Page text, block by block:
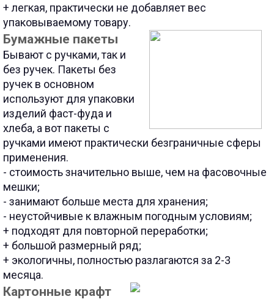
+ легкая, практически не добавляет вес
упаковываемому товару.
Бумажные пакеты
Бывают с ручками, так и
без ручек. Пакеты без
ручек в основном
используют для упаковки
изделий фаст-фуда и
хлеба, а вот пакеты с
ручками имеют практически безграничные сферы
применения.
- стоимость значительно выше, чем на фасовочные
мешки;
- занимают больше места для хранения;
- неустойчивые к влажным погодным условиям;
+ подходят для повторной переработки;
+ большой размерный ряд;
+ экологичны, полностью разлагаются за 2-3
месяца.
Картонные крафт